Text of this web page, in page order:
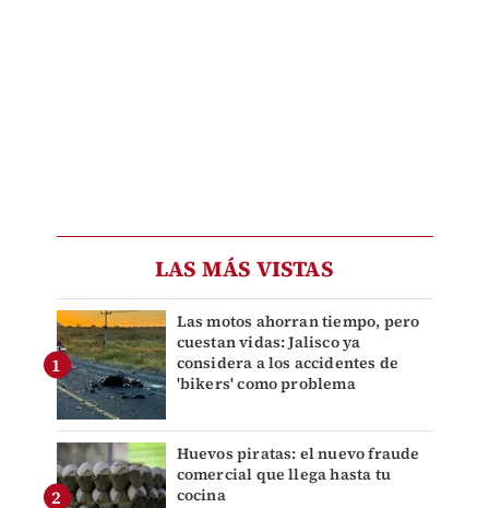
LAS MÁS VISTAS
Las motos ahorran tiempo, pero
cuestan vidas: Jalisco ya
considera a los accidentes de
'bikers' como problema
Huevos piratas: el nuevo fraude
comercial que llega hasta tu
cocina